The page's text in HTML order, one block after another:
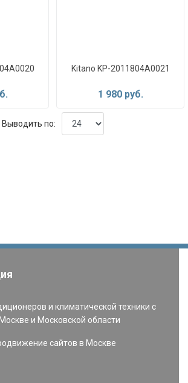
Kitano KP-2011804A0021
1 980 руб.
Выводить по:
и климатической техники с
и Московской области
сайтов в Москве